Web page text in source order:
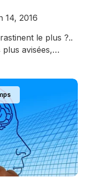
14, 2016
le plus ?..
avisées,
de sa newsletter.
Eh bien, je
dans la